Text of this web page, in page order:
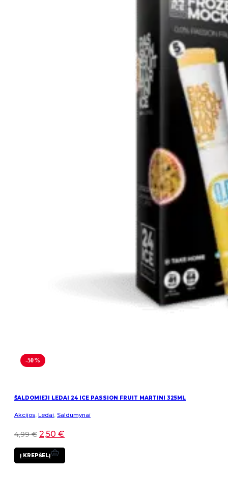
-50%
ŠALDOMIEJI LEDAI 24 ICE PASSION FRUIT MARTINI 325ML
Akcijos, Ledai, Saldumynai
4,99€ 2,50 €
Į KREPŠELĮ